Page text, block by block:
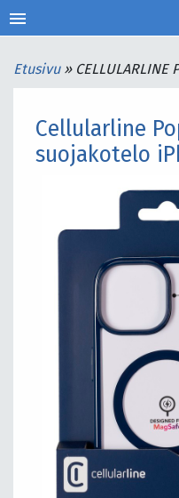
menu
Etusivu »CELLULARLINE
Cellularline
suojakotelo